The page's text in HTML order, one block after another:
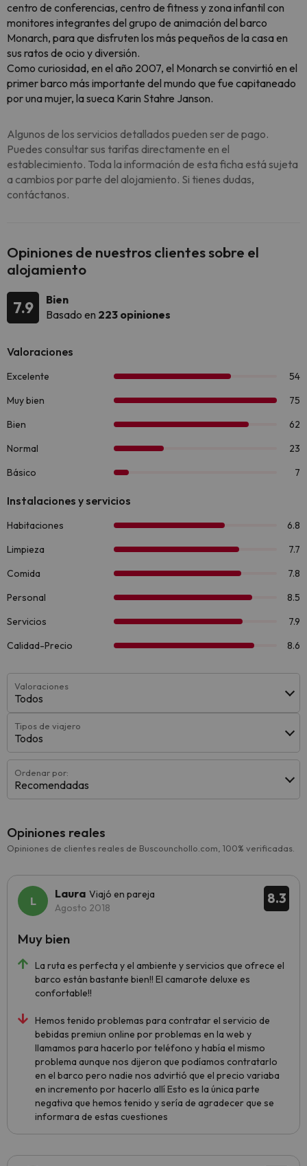
centro de conferencias, centro de fitness y zona infantil con
monitores integrantes del grupo de animación del barco
Monarch, para que disfruten los más pequeños de la casa en
sus ratos de ocio y diversión.
Como curiosidad, en el año 2007, el Monarch se convirtió en el
primer barco más importante del mundo que fue capitaneado
por una mujer, la sueca Karin Stahre Janson.
Algunos de los servicios detallados pueden ser de pago.
Puedes consultar sus tarifas directamente en el
establecimiento. Toda la información de esta ficha está sujeta
a cambios por parte del alojamiento. Si tienes dudas,
contáctanos.
Opiniones de nuestros clientes sobre el
alojamiento
7.9
Bien
Basado en 223 opiniones
Valoraciones
Todos
Tipos de viajero
Todos
Ordenar por:
Recomendadas
Opiniones reales
Opiniones de clientes reales de Buscounchollo.com, 100% verificadas.
8.3
Laura Viajó en pareja
Agosto 2018
La ruta es perfecta y el ambiente y servicios que ofrece el
barco están bastante bien!! El camarote deluxe es
confortable!!
Hemos tenido problemas para contratar el servicio de
bebidas premiun online por problemas en la web y
llamamos para hacerlo por teléfono y había el mismo
problema aunque nos dijeron que podíamos contratarlo
en el barco pero nadie nos advirtió que el precio variaba
en incremento por hacerlo allí Esto es la única parte
negativa que hemos tenido y sería de agradecer que se
informara de estas cuestiones
Muy bien